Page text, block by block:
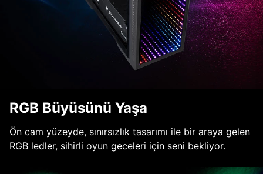
RGB Büyüsünü Yaşa
Ön cam yüzeyde, sınırsızlık tasarımı ile bir araya gelen
RGB ledler, sihirli oyun geceleri için seni bekliyor.